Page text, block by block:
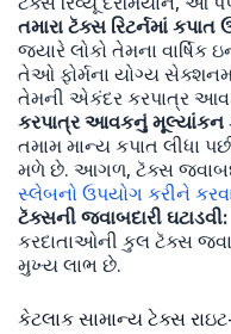
તમારા ટૅક્સ રિટર્નમાં
જ્યારે લોકો તેમના વાર્ષિક
તેઓ ફોર્મના યોગ્ય
તેમની એકંદર કરપાત્ર
કરપાત્ર આવકનું મૂલ્યાંકન
તમામ માન્ય કપાત લીધા
મળે છે. આગળ, ટૅક્સ
સ્લેબનો ઉપયોગ કરીને
ટૅક્સની જવાબદારી ઘટાડવી:
કરદાતાઓની કુલ ટૅક્સ
મુખ્ય લાભ છે.
કેટલાક સામાન્ય ટેક્સ